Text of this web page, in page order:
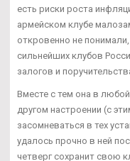
есть риски роста
армейском клубе
откровенно не
сильнейших клубов
залогов и
Вместе с тем она в
другом настроении (с
засомневаться в тех
удалось прочно в ней
четверг сохранит свою